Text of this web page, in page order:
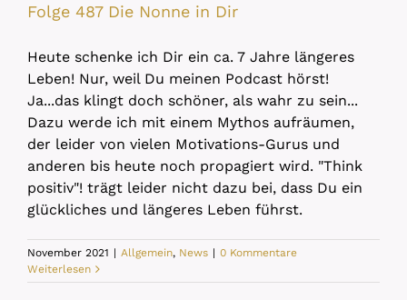
Folge 487 Die Nonne in Dir
Heute schenke ich Dir ein ca. 7 Jahre längeres
Leben! Nur, weil Du meinen Podcast hörst!
Ja...das klingt doch schöner, als wahr zu sein...
Dazu werde ich mit einem Mythos aufräumen,
der leider von vielen Motivations-Gurus und
anderen bis heute noch propagiert wird. "Think
positiv"! trägt leider nicht dazu bei, dass Du ein
glückliches und längeres Leben führst.
November 2021 | Allgemein, News | 0 Kommentare
Weiterlesen